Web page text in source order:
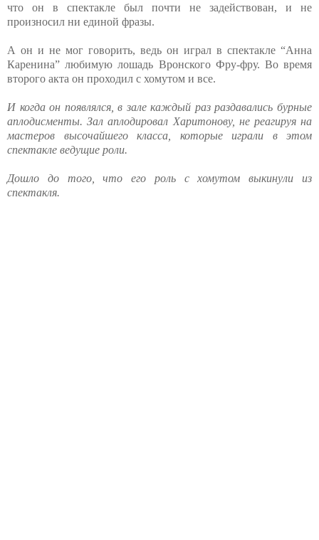
что он в спектакле был почти не задействован, и не
произносил ни единой фразы.
А он и не мог говорить, ведь он играл в спектакле “Анна
Каренина” любимую лошадь Вронского Фру-фру. Во время
второго акта он проходил с хомутом и все.
И когда он появлялся, в зале каждый раз раздавались бурные
аплодисменты. Зал аплодировал Харитонову, не реагируя на
мастеров высочайшего класса, которые играли в этом
спектакле ведущие роли.
Дошло до того, что его роль с хомутом выкинули из
спектакля.